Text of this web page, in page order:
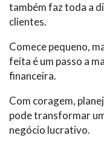
também faz toda a
clientes.
Comece pequeno,
feita é um passo a
financeira.
Com coragem,
pode transformar
negócio lucrativo.